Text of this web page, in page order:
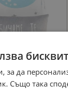
за да
Също така